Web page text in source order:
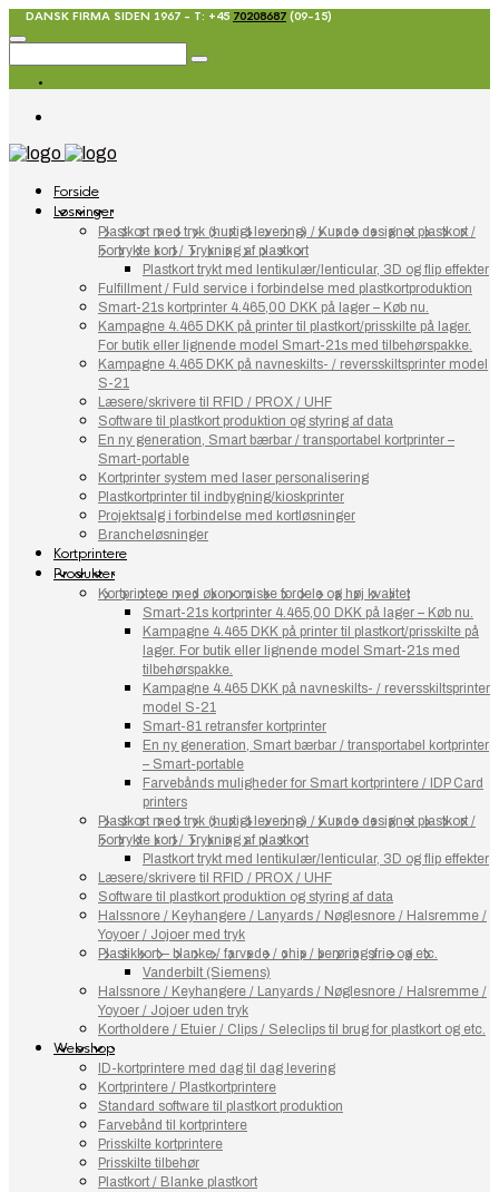
DANSK FIRMA SIDEN 1967 - T: +45 70208687 (09-15)
Forside
Løsninger
Plastkort med tryk (hurtigt levering) / Kunde designet plastkort /
Fortrykte kort / Trykning af plastkort
Plastkort trykt med lentikulær/lenticular, 3D og flip effekter
Fulfillment / Fuld service i forbindelse med plastkortproduktion
Smart-21s kortprinter 4.465,00 DKK på lager – Køb nu.
Kampagne 4.465 DKK på printer til plastkort/prisskilte på lager.
For butik eller lignende model Smart-21s med tilbehørspakke.
Kampagne 4.465 DKK på navneskilts- / reversskiltsprinter model
S-21
Læsere/skrivere til RFID / PROX / UHF
Software til plastkort produktion og styring af data
En ny generation, Smart bærbar / transportabel kortprinter –
Smart-portable
Kortprinter system med laser personalisering
Plastkortprinter til indbygning/kioskprinter
Projektsalg i forbindelse med kortløsninger
Brancheløsninger
Kortprintere
Produkter
Kortprintere med økonomiske fordele og høj kvalitet
Smart-21s kortprinter 4.465,00 DKK på lager – Køb nu.
Kampagne 4.465 DKK på printer til plastkort/prisskilte på
lager. For butik eller lignende model Smart-21s med
tilbehørspakke.
Kampagne 4.465 DKK på navneskilts- / reversskiltsprinter
model S-21
Smart-81 retransfer kortprinter
En ny generation, Smart bærbar / transportabel kortprinter
– Smart-portable
Farvebånds muligheder for Smart kortprintere / IDP Card
printers
Plastkort med tryk (hurtigt levering) / Kunde designet plastkort /
Fortrykte kort / Trykning af plastkort
Plastkort trykt med lentikulær/lenticular, 3D og flip effekter
Læsere/skrivere til RFID / PROX / UHF
Software til plastkort produktion og styring af data
Halssnore / Keyhangere / Lanyards / Nøglesnore / Halsremme /
Yoyoer / Jojoer med tryk
Plastikkort – blanke / farvede / chip / berøringsfrie og etc.
Vanderbilt (Siemens)
Halssnore / Keyhangere / Lanyards / Nøglesnore / Halsremme /
Yoyoer / Jojoer uden tryk
Kortholdere / Etuier / Clips / Seleclips til brug for plastkort og etc.
Webshop
ID-kortprintere med dag til dag levering
Kortprintere / Plastkortprintere
Standard software til plastkort produktion
Farvebånd til kortprintere
Prisskilte kortprintere
Prisskilte tilbehør
Plastkort / Blanke plastkort